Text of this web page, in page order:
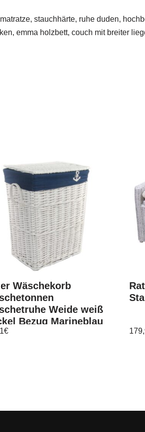
stauchhärte, ruhe duden,
emma holzbett, couch mit breiter
Wäschekorb
Weide weiß
Bezug Marineblau
€